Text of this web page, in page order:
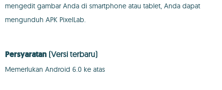
mengedit gambar Anda di smartphone atau tablet, Anda dapat
mengunduh APK PixelLab.
Persyaratan (Versi terbaru)
Memerlukan Android 6.0 ke atas